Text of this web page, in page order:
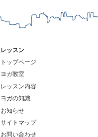
レッスン
トップページ
ヨガ教室
レッスン内容
ヨガの知識
お知らせ
サイトマップ
お問い合わせ